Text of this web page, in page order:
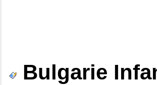
Bulgarie